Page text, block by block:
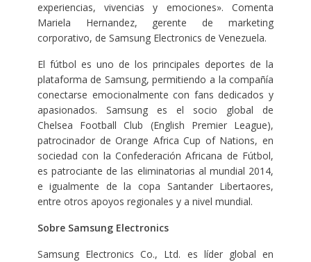
experiencias, vivencias y emociones». Comenta
Mariela Hernandez, gerente de marketing
corporativo, de Samsung Electronics de Venezuela.
El fútbol es uno de los principales deportes de la
plataforma de Samsung, permitiendo a la compañía
conectarse emocionalmente con fans dedicados y
apasionados. Samsung es el socio global de
Chelsea Football Club (English Premier League),
patrocinador de Orange Africa Cup of Nations, en
sociedad con la Confederación Africana de Fútbol,
es patrociante de las eliminatorias al mundial 2014,
e igualmente de la copa Santander Libertaores,
entre otros apoyos regionales y a nivel mundial.
Sobre Samsung Electronics
Samsung Electronics Co., Ltd. es líder global en